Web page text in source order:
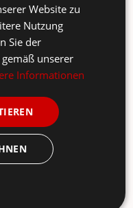
CHIC ANTIQUE
Website zu
Nutzung
Sie der
unserer
Informationen